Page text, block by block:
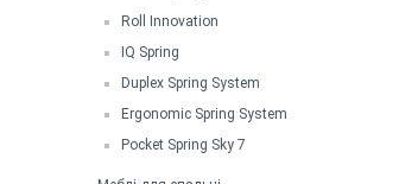
Roll Innovation
IQ Spring
Duplex Spring System
Ergonomic Spring System
Pocket Spring Sky 7